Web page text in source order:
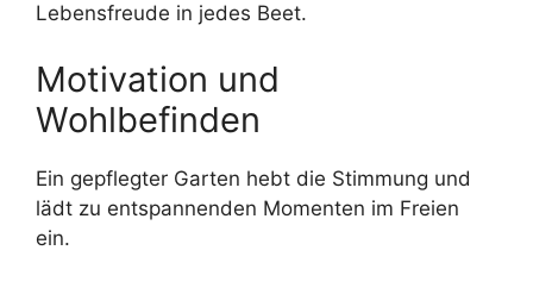
Lebensfreude in jedes Beet.
Motivation und
Wohlbefinden
Ein gepflegter Garten hebt die Stimmung und
lädt zu entspannenden Momenten im Freien
ein.